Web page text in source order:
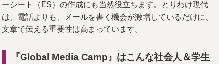
ーシート（ES）の作成にも当然役立ちます。とりわけ現代
は、電話よりも、メールを書く機会が激増しているだけに、
文章で伝える重要性は高まっています。
『Global Media Camp』はこんな社会人＆学生